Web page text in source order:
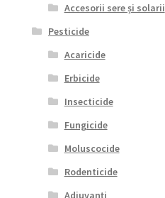
Accesorii sere și solarii
Pesticide
Acaricide
Erbicide
Insecticide
Fungicide
Moluscocide
Rodenticide
Adjuvanți